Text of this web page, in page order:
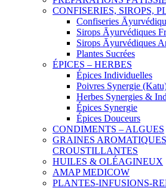
CONFISERIES, SIROPS,
Confiseries
Sirops Āyurvédiques
Sirops Āyurvédiques
Plantes Sucrées
ÉPICES – HERBES
Épices Individuelles
Poivres Synergie
Herbes Synergies &
Épices Synergie
Épices Douceurs
CONDIMENTS – ALGUES
GRAINES
CROUSTILLANTES
HUILES & OLÉAGINEUX
AMAP MEDICOW
PLANTES-INFUSIONS-